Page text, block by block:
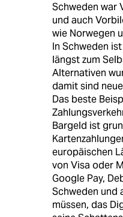
Schweden war
und auch
wie Norwegen
In Schweden
längst zum
Alternativen
damit sind
Das beste
Bargeld ist
europäischen
von Visa oder
Google Pay,
Schweden und
müssen, das